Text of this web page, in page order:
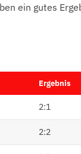
ein gutes
Ergebnis
2:1
2:2